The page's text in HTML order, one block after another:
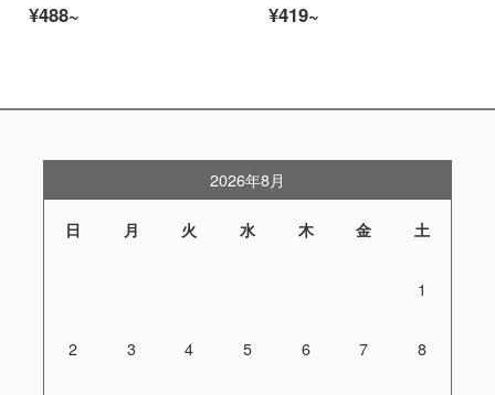
¥488~
¥419~
2026年8月
日 月 火 水 木 金 土
1
2 3 4 5 6 7 8